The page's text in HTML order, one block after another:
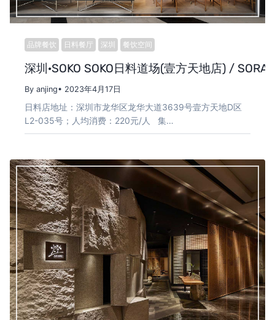
品牌餐饮 日料餐厅 深圳 餐饮空间
深圳·SOKO SOKO日料道场(壹方天地店) / SORA
By anjing• 2023年4月17日
日料店地址：深圳市龙华区龙华大道3639号壹方天地D区
L2-035号；人均消费：220元/人 集…